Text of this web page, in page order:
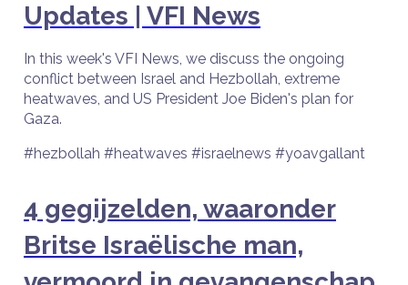
Updates | VFI News
In this week's VFI News, we discuss the ongoing
conflict between Israel and Hezbollah, extreme
heatwaves, and US President Joe Biden's plan for
Gaza.
#hezbollah #heatwaves #israelnews #yoavgallant
4 gegijzelden, waaronder
Britse Israëlische man,